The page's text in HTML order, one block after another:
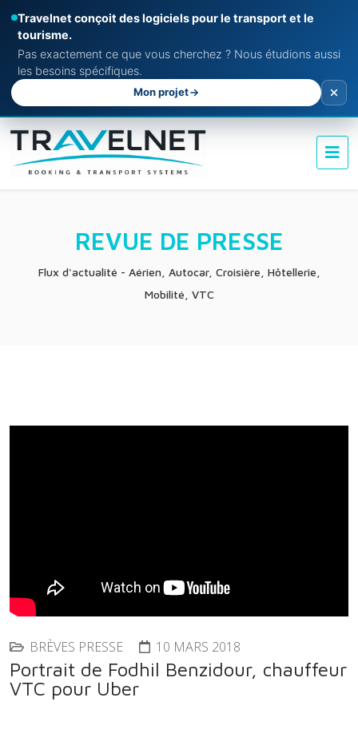
Travelnet conçoit des logiciels pour le transport et le
tourisme.
Pas exactement ce que vous cherchez ? Nous étudions aussi
les besoins spécifiques.
Mon projet
REVUE DE PRESSE
Flux d'actualité - Aérien, Autocar, Croisière, Hôtellerie,
Mobilité, VTC
BRÈVES PRESSE 10 MARS 2018
Portrait de Fodhil Benzidour, chauffeur
VTC pour Uber